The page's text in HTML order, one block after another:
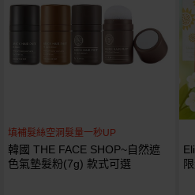
填補髮絲空洞髮量一秒UP
韓國 THE FACE SHOP~自然遮
色氣墊髮粉(7g) 款式可選